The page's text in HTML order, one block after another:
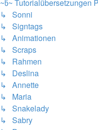
~წ~ Tutorialübersetzungen
↳ Sonni
↳ Signtags
↳ Animationen
↳ Scraps
↳ Rahmen
↳ Deslina
↳ Annette
↳ Maria
↳ Snakelady
↳ Sabry